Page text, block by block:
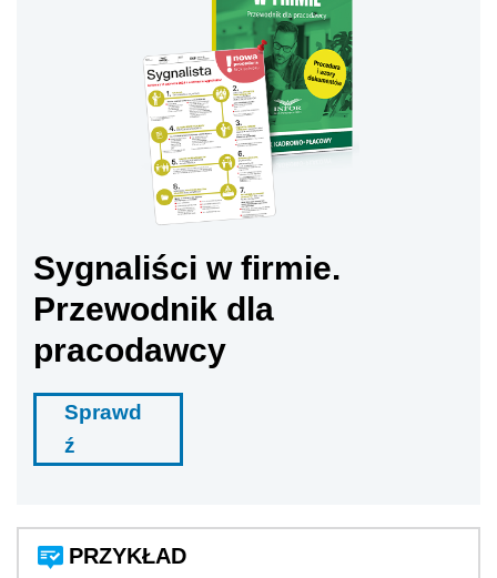
Sygnaliści w firmie.
Przewodnik dla
pracodawcy
Sprawd
ź
PRZYKŁAD